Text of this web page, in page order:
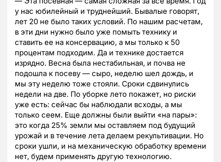
у нас юбилейный и труднейший. Бывалые говорят,
лет 20 не было таких условий. По нашим расчетам,
в эти дни нужно было уже помыть технику и
ставить ее на консервацию, а мы только к 50
процентам подходим. Да и технике достается
изрядно. Весна была нестабильная, и почва не
подошла к посеву — сыро, неделю шел дождь, и
мы эту неделю тоже стояли. Сроки сдвинулись
недели на две. По уборке лето покажет, но риски
уже есть: сейчас бы наблюдали всходы, а мы
только сеем. Еще должны были выйти «на пары»:
это когда 25% земли мы оставляем под будущий
урожай и в течение лета делаем рекультивации. Но
сроки ушли, и на механическую обработку времени
нет, будем применять другую технологию.